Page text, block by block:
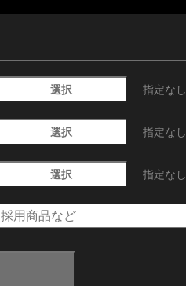
選択 指定なし
選択 指定なし
選択 指定なし